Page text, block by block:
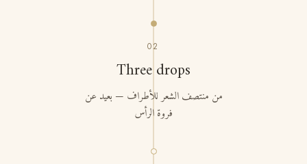
02
Three drops
من منتصف الشعر للأطراف — بعيد عن
فروة الرأس